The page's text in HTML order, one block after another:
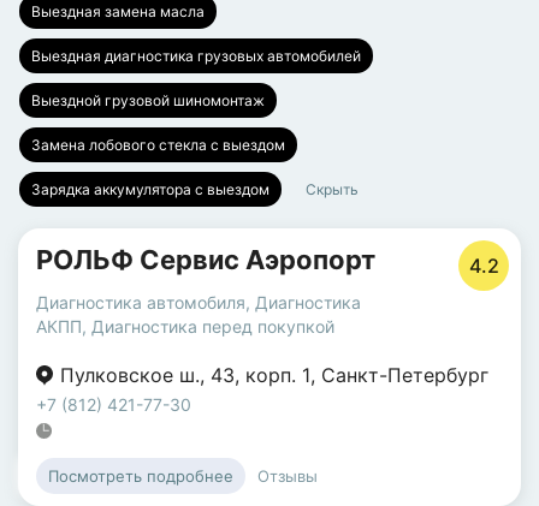
Выездная замена масла
Выездная диагностика грузовых автомобилей
Выездной грузовой шиномонтаж
Замена лобового стекла с выездом
Зарядка аккумулятора с выездом Скрыть
РОЛЬФ Сервис Аэропорт 4.2
Диагностика автомобиля, Диагностика
АКПП, Диагностика перед покупкой
Пулковское ш., 43, корп. 1, Санкт-Петербург
+7 (812) 421-77-30
Посмотреть подробнее Отзывы